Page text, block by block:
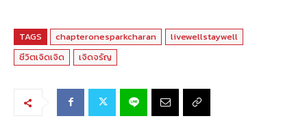
TAGS chapteronesparkcharan
livewellstaywell
ชีวิตเจิดเจิด
เจิดจรัญ